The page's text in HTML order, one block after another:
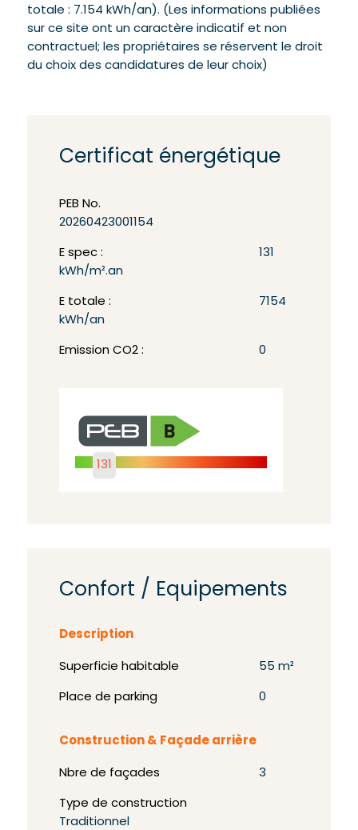
totale : 7.154 kWh/an). (Les informations publiées
sur ce site ont un caractère indicatif et non
contractuel; les propriétaires se réservent le droit
du choix des candidatures de leur choix)
Certificat énergétique
PEB No.
20260423001154
E spec :
131
kWh/m².an
E totale :
7154
kWh/an
Emission CO2 : 0
131
Confort / Equipements
Description
Superficie habitable 55 m²
Place de parking 0
Construction & Façade arrière
Nbre de façades 3
Type de construction
Traditionnel